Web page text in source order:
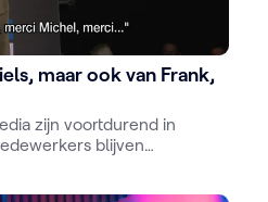
maar ook van Frank,
zijn voortdurend in
blijven